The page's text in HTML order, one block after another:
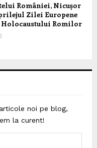
României, Nicușor
Zilei Europene
Holocaustului Romilor
noi pe blog,
la curent!